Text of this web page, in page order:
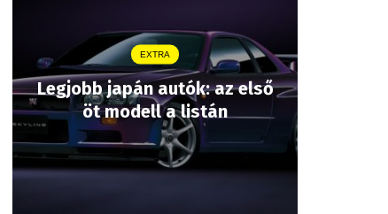
EXTRA
Legjobb japán autók: az első
öt modell a listán